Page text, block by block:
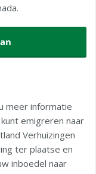
meer informatie
emigreren naar
Verhuizingen
ter plaatse en
inboedel naar